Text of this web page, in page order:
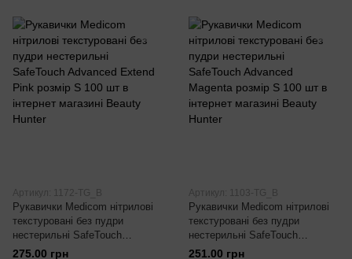
Артикул: 1172-TG_B
Рукавички Medicom нітрилові
текстуровані без пудри
нестерильні SafeTouch
Advanced Extend Pink розмір S
275.00 грн
Артикул: 1103-TG_B
Рукавички Medicom нітрилові
текстуровані без пудри
нестерильні SafeTouch
Advanced Magenta розмір S
251.00 грн